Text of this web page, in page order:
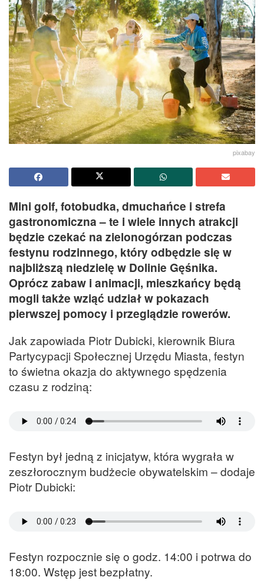
pixabay
Mini golf, fotobudka, dmuchańce i strefa
gastronomiczna – te i wiele innych atrakcji
będzie czekać na zielonogórzan podczas
festynu rodzinnego, który odbędzie się w
najbliższą niedzielę w Dolinie Gęśnika.
Oprócz zabaw i animacji, mieszkańcy będą
mogli także wziąć udział w pokazach
pierwszej pomocy i przeglądzie rowerów.
Jak zapowiada Piotr Dubicki, kierownik Biura
Partycypacji Społecznej Urzędu Miasta, festyn
to świetna okazja do aktywnego spędzenia
czasu z rodziną:
Festyn był jedną z inicjatyw, która wygrała w
zeszłorocznym budżecie obywatelskim – dodaje
Piotr Dubicki:
Festyn rozpocznie się o godz. 14:00 i potrwa do
18:00. Wstęp jest bezpłatny.